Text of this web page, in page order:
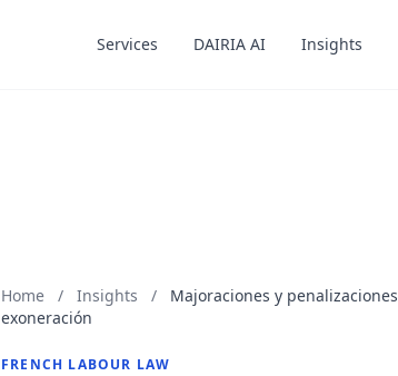
Services DAIRIA AI Insights
Services DAIRIA AI Insights
Home / Insights /
Majoraciones y
exoneración
FRENCH LABOUR LAW